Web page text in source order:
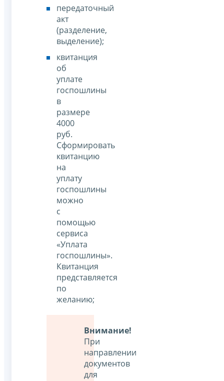
передаточный
акт
(разделение,
выделение);
квитанция
об
уплате
госпошлины
в
размере
4000
руб.
Сформировать
квитанцию
на
уплату
госпошлины
можно
с
помощью
сервиса
«Уплата
госпошлины».
Квитанция
представляется
по
желанию;
Внимание!
При
направлении
документов
для